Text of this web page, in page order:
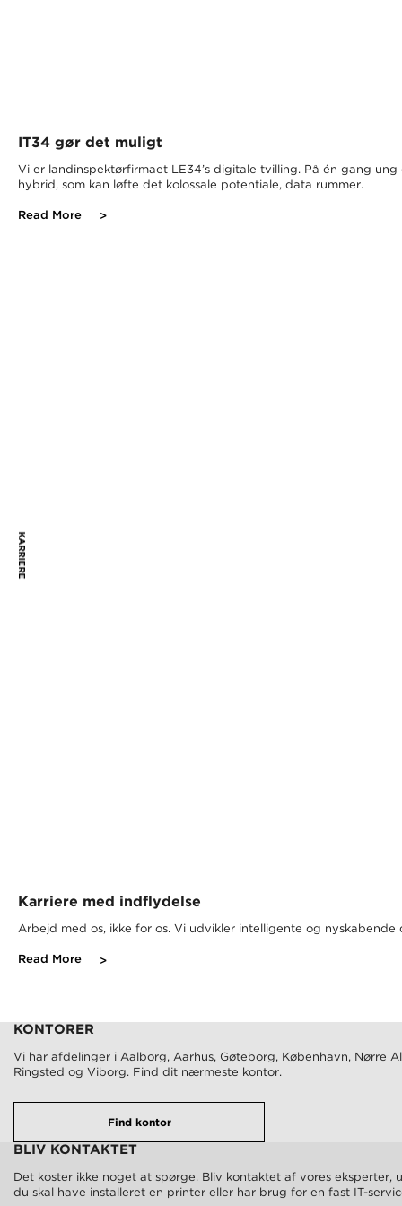
IT34 gør det muligt
Vi er landinspektørfirmaet LE34’s digitale tvilling. På én gang
hybrid, som kan løfte det kolossale potentiale, data rummer.
Read More
KARRIERE
Karriere med indflydelse
Arbejd med os, ikke for os. Vi udvikler intelligente og
Read More
KONTORER
Vi har afdelinger i Aalborg, Aarhus, Gøteborg, København, Nørre
Ringsted og Viborg. Find dit nærmeste kontor.
Find kontor
BLIV KONTAKTET
Det koster ikke noget at spørge. Bliv kontaktet af vores eksperter,
du skal have installeret en printer eller har brug for en fast IT-